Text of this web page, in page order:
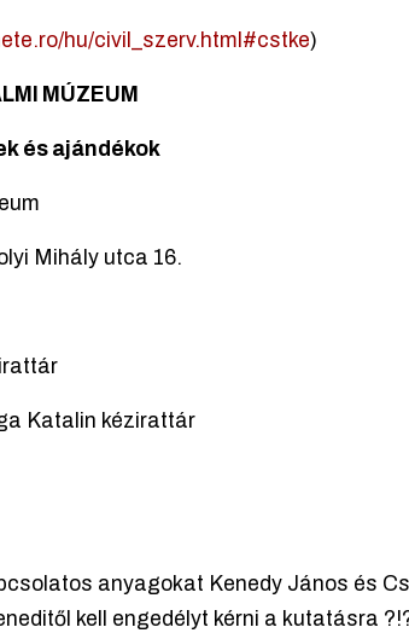
hu/civil_szerv.html#cstke)
MÚZEUM
és ajándékok
Mihály utca 16.
Katalin kézirattár
anyagokat Kenedy János és
kell engedélyt kérni a kutatásra